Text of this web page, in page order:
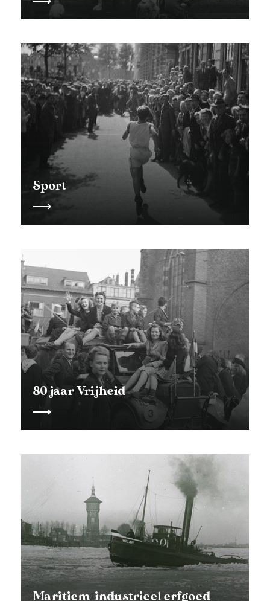
Sport
80 jaar Vrijheid
Maritiem-industrieel erfgoed